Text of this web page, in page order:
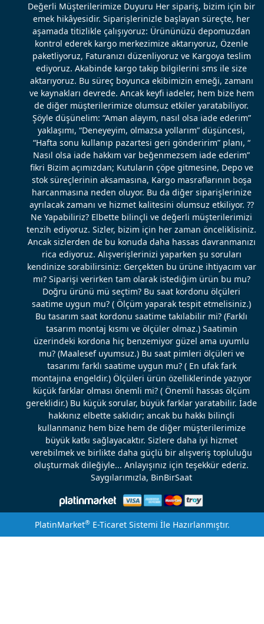
Değerli Müşterilerimize Duyuru Her sipariş, bizim için bir
emek hikâyesidir. Siparişlerinizle başlayan süreçte, her
aşamada titizlikle çalışıyoruz: Ürününüzü depomuzdan
kontrol ederek kargo merkezimize aktarıyoruz, Özenle
paketliyoruz, Faturanızı düzenliyoruz ve Kargoya teslim
ediyoruz. Akabinde kargo takip bilgilerini sms ile size
aktarıyoruz. Bu süreç boyunca ekibimizin emeği, zamanı
ve kaynakları devrede. Ancak keyfi iadeler, hem bize hem
de diğer müşterilerimize olumsuz etkiler yaratabiliyor.
Şöyle düşünelim: “Aman alayım, nasıl olsa iade ederim”
yaklaşımı, “Deneyeyim, olmazsa yollarım” düşüncesi,
“Hafta sonu kullanıp pazartesi geri gönderirim” planı, “
Nasıl olsa iade hakkım var beğenmezsem iade ederim”
fikri Bizim açımızdan; Kutuların çöpe gitmesine, Depo ve
stok süreçlerinin aksamasına, Kargo masraflarının boşa
harcanmasına neden oluyor. Bu da diğer siparişlerinize
ayrılacak zamanı ve hizmet kalitesini olumsuz etkiliyor. ??
Ne Yapabiliriz? Elbette bilinçli ve değerli müşterilerimizi
tenzih ediyoruz. Sizler, bizim için her zaman önceliklisiniz.
Ancak sizlerden de bu konuda daha hassas davranmanızı
rica ediyoruz. Alışverişlerinizi yaparken şu soruları
kendinize sorabilirsiniz: Gerçekten bu ürüne ihtiyacım var
mı? Siparişi verirken tam olarak istediğim ürün bu mu?
Doğru ürünü mü seçtim? Bu saat kordonu ölçüleri
saatime uygun mu? ( Ölçüm yaparak tespit etmelisiniz.)
Bu tasarım saat kordonu saatime takılabilir mi? (Farklı
tasarım montaj kısmı ve ölçüler olmaz.) Saatimin
üzerindeki kordona hiç benzemiyor güzel ama uyumlu
mu? (Maalesef uyumsuz.) Bu saat pimleri ölçüleri ve
tasarımı farklı saatime uygun mu? ( En ufak fark
montajına engeldir.) Ölçüleri ürün özelliklerinde yazıyor
küçük farklar olması önemli mi? ( Önemli hassas ölçüm
gereklidir.) Bu küçük sorular, büyük farklar yaratabilir. İade
hakkınız elbette saklıdır; ancak bu hakkı bilinçli
kullanmanız hem bize hem de diğer müşterilerimize
büyük katkı sağlayacaktır. Sizlere daha iyi hizmet
verebilmek ve birlikte daha güçlü bir alışveriş topluluğu
oluşturmak dileğiyle... Anlayışınız için teşekkür ederiz.
Saygılarımızla, BinBirSaat
PlatinMarket®E-Ticaret Sistemi İle Hazırlanmıştır.